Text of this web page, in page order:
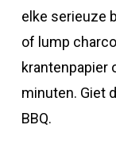
elke serieuze
of lump
krantenpapier
minuten. Giet
BBQ.